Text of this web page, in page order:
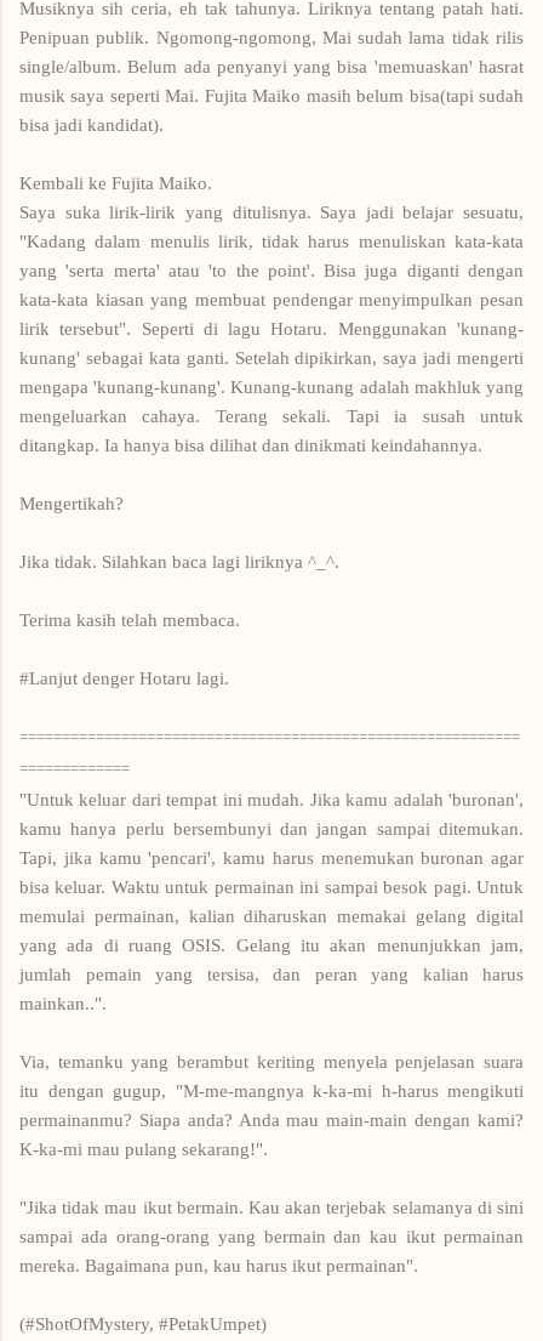
Musiknya sih ceria, eh tak tahunya. Liriknya tentang patah hati.
Penipuan publik. Ngomong-ngomong, Mai sudah lama tidak rilis
single/album. Belum ada penyanyi yang bisa 'memuaskan' hasrat
musik saya seperti Mai. Fujita Maiko masih belum bisa(tapi sudah
bisa jadi kandidat).
Kembali ke Fujita Maiko.
Saya suka lirik-lirik yang ditulisnya. Saya jadi belajar sesuatu,
"Kadang dalam menulis lirik, tidak harus menuliskan kata-kata
yang 'serta merta' atau 'to the point'. Bisa juga diganti dengan
kata-kata kiasan yang membuat pendengar menyimpulkan pesan
lirik tersebut".
Seperti di lagu Hotaru. Menggunakan 'kunang-
kunang' sebagai kata ganti. Setelah dipikirkan, saya jadi mengerti
mengapa 'kunang-kunang'. Kunang-kunang adalah makhluk yang
mengeluarkan cahaya. Terang sekali. Tapi ia susah untuk
ditangkap. Ia hanya bisa dilihat dan dinikmati keindahannya.
Mengertikah?
Jika tidak. Silahkan baca lagi liriknya ^_^.
Terima kasih telah membaca.
#Lanjut denger Hotaru lagi.
===========================================================
=============
"Untuk keluar dari tempat ini mudah. Jika kamu adalah 'buronan',
kamu hanya perlu bersembunyi dan jangan sampai ditemukan.
Tapi, jika kamu 'pencari', kamu harus menemukan buronan agar
bisa keluar. Waktu untuk permainan ini sampai besok pagi. Untuk
memulai permainan, kalian diharuskan memakai gelang digital
yang ada di ruang OSIS. Gelang itu akan menunjukkan jam,
jumlah pemain yang tersisa, dan peran yang kalian harus
mainkan..".
Via, temanku yang berambut keriting menyela penjelasan suara
itu dengan gugup, "M-me-mangnya k-ka-mi h-harus mengikuti
permainanmu? Siapa anda? Anda mau main-main dengan kami?
K-ka-mi mau pulang sekarang!".
"Jika tidak mau ikut bermain. Kau akan terjebak selamanya di sini
sampai ada orang-orang yang bermain dan kau ikut permainan
mereka. Bagaimana pun, kau harus ikut permainan".
(#ShotOfMystery, #PetakUmpet)